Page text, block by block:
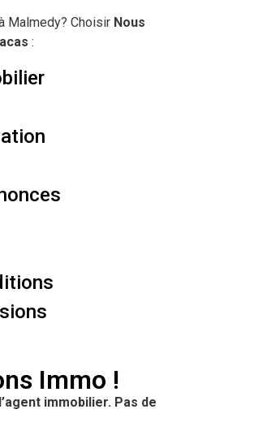
Malmedy? Choisir Nous
:
Immo !
immobilier. Pas de